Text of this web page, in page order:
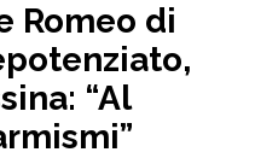
Romeo di
“Al